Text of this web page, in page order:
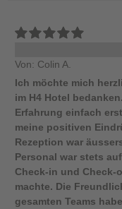
Von: Colin A.
Ich möchte mich
im H4 Hotel
Erfahrung einfach
meine positiven
Rezeption war
Personal war stets
Check-in und Check-
machte. Die
gesamten Teams